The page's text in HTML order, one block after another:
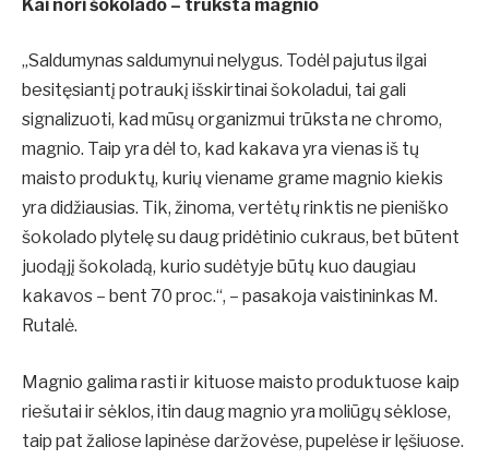
Kai nori šokolado – trūksta magnio
„Saldumynas saldumynui nelygus. Todėl pajutus ilgai
besitęsiantį potraukį išskirtinai šokoladui, tai gali
signalizuoti, kad mūsų organizmui trūksta ne chromo,
magnio. Taip yra dėl to, kad kakava yra vienas iš tų
maisto produktų, kurių viename grame magnio kiekis
yra didžiausias. Tik, žinoma, vertėtų rinktis ne pieniško
šokolado plytelę su daug pridėtinio cukraus, bet būtent
juodąjį šokoladą, kurio sudėtyje būtų kuo daugiau
kakavos – bent 70 proc.“, – pasakoja vaistininkas M.
Rutalė.
Magnio galima rasti ir kituose maisto produktuose kaip
riešutai ir sėklos, itin daug magnio yra moliūgų sėklose,
taip pat žaliose lapinėse daržovėse, pupelėse ir lęšiuose.